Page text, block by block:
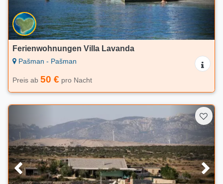
Ferienwohnungen Villa Lavanda
Pašman - Pašman
Preis ab 50 € pro Nacht